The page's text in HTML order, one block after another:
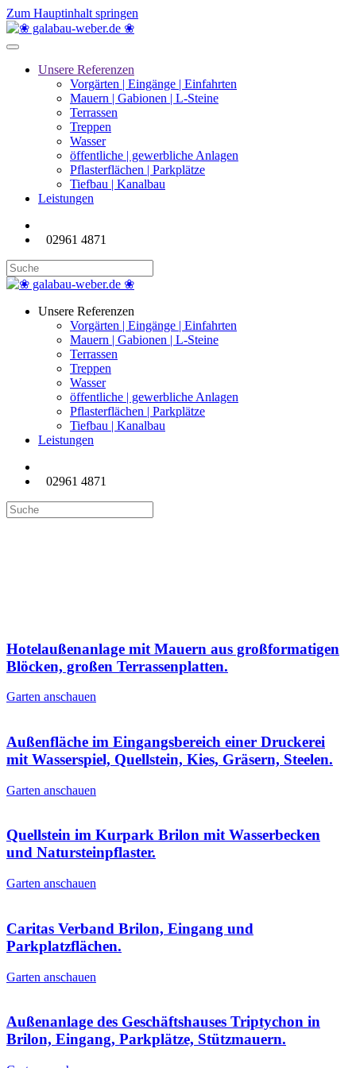
Zum Hauptinhalt springen
Unsere Referenzen
Vorgärten | Eingänge | Einfahrten
Mauern | Gabionen | L-Steine
Terrassen
Treppen
Wasser
öffentliche | gewerbliche Anlagen
Pflasterflächen | Parkplätze
Tiefbau | Kanalbau
Leistungen
02961 4871
Unsere Referenzen
Vorgärten | Eingänge | Einfahrten
Mauern | Gabionen | L-Steine
Terrassen
Treppen
Wasser
öffentliche | gewerbliche Anlagen
Pflasterflächen | Parkplätze
Tiefbau | Kanalbau
Leistungen
02961 4871
Hotelaußenanlage mit Mauern aus großformatigen
Blöcken, großen Terrassenplatten.
Garten anschauen
Außenfläche im Eingangsbereich einer Druckerei
mit Wasserspiel, Quellstein, Kies, Gräsern, Steelen.
Garten anschauen
Quellstein im Kurpark Brilon mit Wasserbecken
und Natursteinpflaster.
Garten anschauen
Caritas Verband Brilon, Eingang und
Parkplatzflächen.
Garten anschauen
Außenanlage des Geschäftshauses Triptychon in
Brilon, Eingang, Parkplätze, Stützmauern.